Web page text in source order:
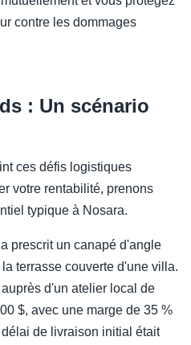
contre les dommages
: Un scénario
ces défis logistiques
votre rentabilité, prenons
typique à Nosara.
prescrit un canapé d'angle
terrasse couverte d'une villa.
d'un atelier local de
$, avec une marge de 35 %
de livraison initial était